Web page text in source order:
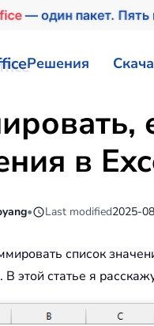
— один пакет. Пять
Решения
в
• Last modified2025-
список
В этой статье я